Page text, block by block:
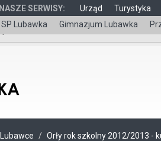
NASZE SERWISY: Urząd Turystyka
SP Lubawka Gimnazjum Lubawka
Orły rok szkolny 2012/2013 -